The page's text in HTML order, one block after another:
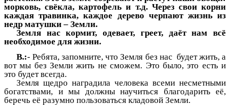
морковь, свёкла, картофель и т.д. Через свои корни
каждая травинка, каждое дерево черпают жизнь из
недр матушки – Земли.
Земля нас кормит, одевает, греет, даёт нам всё
необходимое для жизни.
В.:- Ребята, запомните, что Земля без нас будет жить, а
вот мы без Земли жить не сможем. Это было, это есть и
это будет всегда.
Земля щедро наградила человека всеми несметными
богатствами, и мы должны научиться благодарить её,
беречь её разумно пользоваться кладовой Земли.